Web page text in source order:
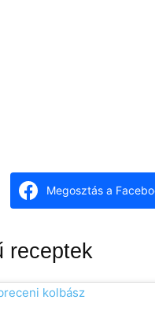
Megosztás a
receptek